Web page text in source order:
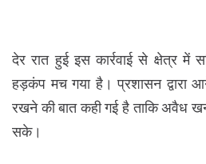
देर रात हुई इस कार्रवाई से क्षेत्र
हड़कंप मच गया है। प्रशासन द्वारा
रखने की बात कही गई है ताकि अवैध
सके।